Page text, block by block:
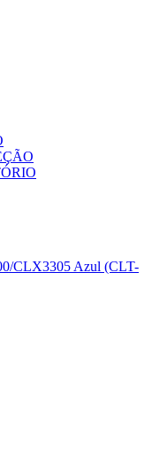
CLX3305 Azul (CLT-